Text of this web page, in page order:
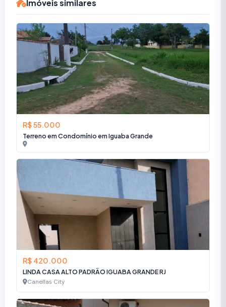
Imóveis similares
R$ 55.000
Terreno em Condomínio em Iguaba Grande
R$ 420.000
LINDA CASA ALTO PADRÃO IGUABA GRANDE RJ
Canellas City